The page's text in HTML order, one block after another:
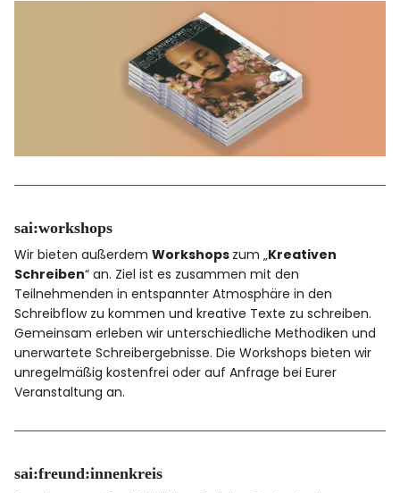
sai:workshops
Wir bieten außerdemWorkshops zum „Kreativen
Schreiben“ an. Ziel ist es zusammen mit den
Teilnehmenden in entspannter Atmosphäre in den
Schreibflow zu kommen und kreative Texte zu schreiben.
Gemeinsam erleben wir unterschiedliche Methodiken und
unerwartete Schreibergebnisse. Die Workshops bieten wir
unregelmäßig kostenfrei oder auf Anfrage bei Eurer
Veranstaltung an.
sai:freund:innenkreis